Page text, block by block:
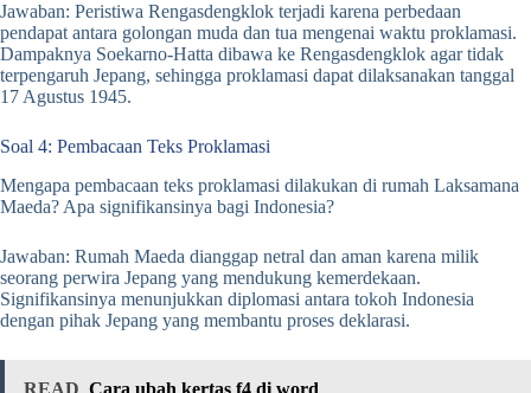
Jawaban: Peristiwa Rengasdengklok terjadi karena perbedaan
pendapat antara golongan muda dan tua mengenai waktu proklamasi.
Dampaknya Soekarno-Hatta dibawa ke Rengasdengklok agar tidak
terpengaruh Jepang, sehingga proklamasi dapat dilaksanakan tanggal
17 Agustus 1945.
Soal 4: Pembacaan Teks Proklamasi
Mengapa pembacaan teks proklamasi dilakukan di rumah Laksamana
Maeda? Apa signifikansinya bagi Indonesia?
Jawaban: Rumah Maeda dianggap netral dan aman karena milik
seorang perwira Jepang yang mendukung kemerdekaan.
Signifikansinya menunjukkan diplomasi antara tokoh Indonesia
dengan pihak Jepang yang membantu proses deklarasi.
READ Cara ubah kertas f4 di word